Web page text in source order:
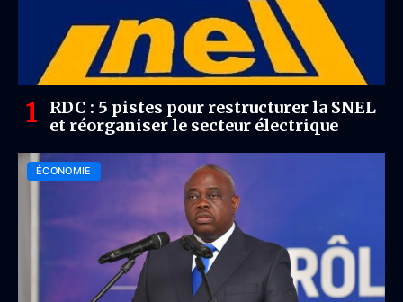
RDC : 5 pistes pour restructurer la SNEL
et réorganiser le secteur électrique
ÉCONOMIE